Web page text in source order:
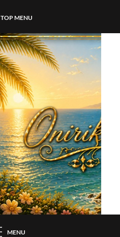
TOP MENU
MENU